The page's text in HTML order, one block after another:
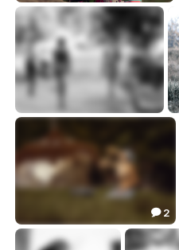
Childhood
16.29
Down Town
Milky Way....
27.52
 2